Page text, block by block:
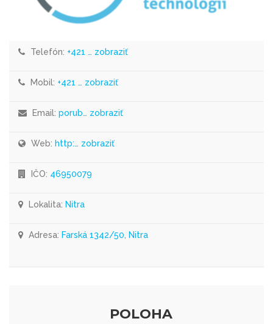
Telefón: +421 … zobraziť
Mobil: +421 … zobraziť
Email: porub… zobraziť
Web: http:… zobraziť
IČO: 46950079
Lokalita: Nitra
Adresa: Farská 1342/50, Nitra
POLOHA